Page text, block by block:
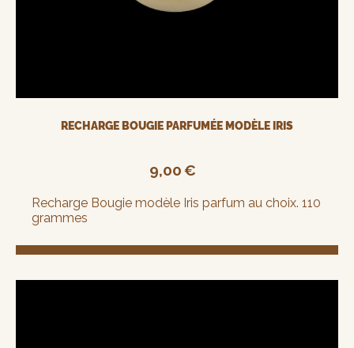
RECHARGE BOUGIE PARFUMÉE MODÈLE IRIS
9,00€
Recharge Bougie modèle Iris parfum au choix. 110
grammes